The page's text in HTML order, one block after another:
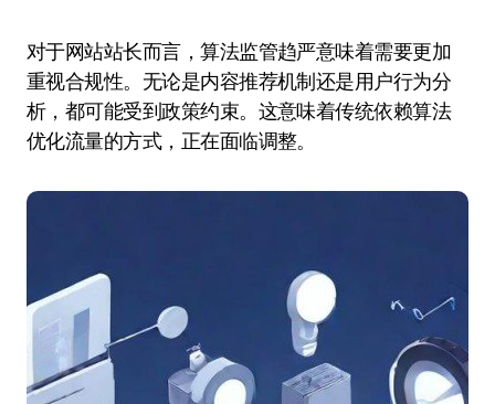
对于网站站长而言，算法监管趋严意味着需要更加
重视合规性。无论是内容推荐机制还是用户行为分
析，都可能受到政策约束。这意味着传统依赖算法
优化流量的方式，正在面临调整。